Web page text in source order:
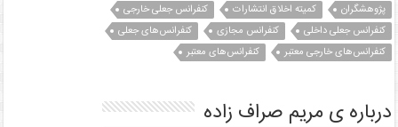
پژوهشگران
کمیته اخلاق انتشارات
کنفرانس جعلی خارجی
کنفرانس جعلی داخلی
کنفرانس مجازی
کنفرانس‌های جعلی
کنفرانس‌های خارجی معتبر
کنفرانس‌های معتبر
درباره ی مریم صراف زاده